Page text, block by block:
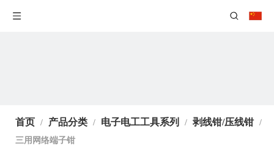
首页 / 产品分类 / 电子电工工具系列 / 剥线钳/压线钳 /
三用网络端子钳